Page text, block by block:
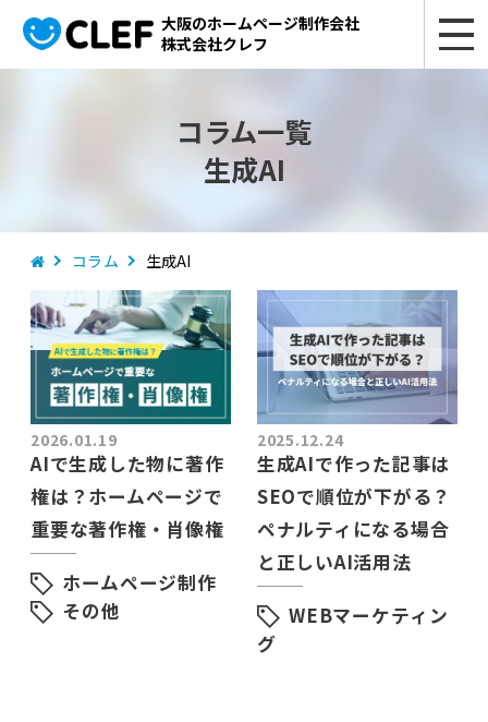
大阪のホームページ制作会社
株式会社クレフ
コラム一覧
生成AI
コラム 生成AI
2026.01.19
AIで生成した物に著作
権は？ホームページで
重要な著作権・肖像権
ホームページ制作
その他
2025.12.24
生成AIで作った記事は
SEOで順位が下がる？
ペナルティになる場合
と正しいAI活用法
WEBマーケティン
グ